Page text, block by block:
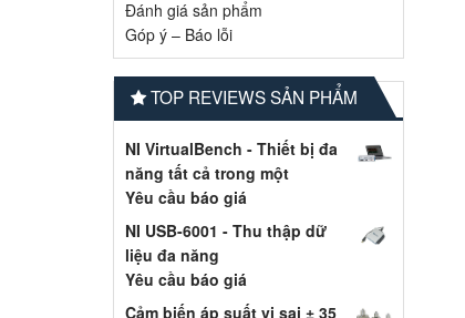
Đánh giá sản phẩm
Góp ý – Báo lỗi
TOP REVIEWS SẢN PHẨM
NI VirtualBench - Thiết bị đa
năng tất cả trong một
Yêu cầu báo giá
NI USB-6001 - Thu thập dữ
liệu đa năng
Yêu cầu báo giá
Cảm biến áp suất vi sai ± 35